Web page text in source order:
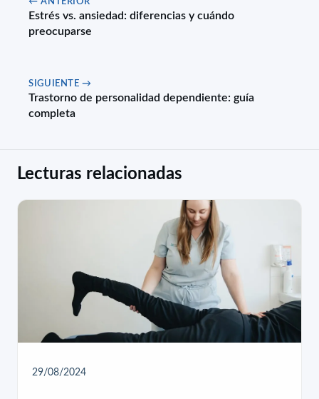
Estrés vs. ansiedad: diferencias y cuándo
preocuparse
SIGUIENTE →
Trastorno de personalidad dependiente: guía
completa
Lecturas relacionadas
29/08/2024